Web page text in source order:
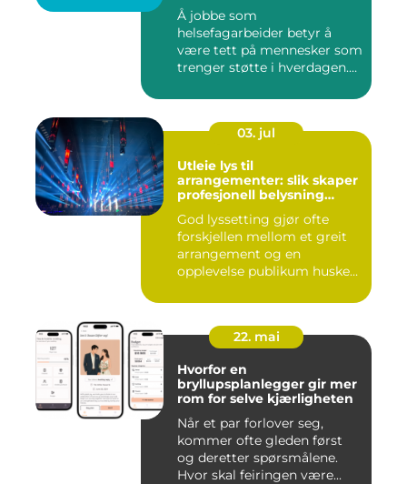
Å jobbe som
helsefagarbeider betyr å
være tett på mennesker som
trenger støtte i hverdagen.
03. jul
Utleie lys til
arrangementer: slik skaper
profesjonell belysning
God lyssetting gjør ofte
forskjellen mellom et greit
arrangement og en
opplevelse publikum husker
22. mai
Hvorfor en
bryllupsplanlegger gir mer
rom for selve kjærligheten
Når et par forlover seg,
kommer ofte gleden først
og deretter spørsmålene.
Hvor skal feiringen være...